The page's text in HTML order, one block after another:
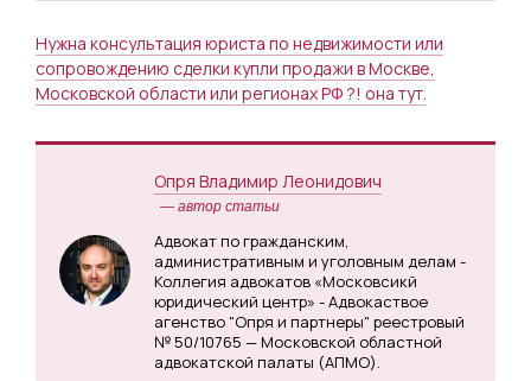
Нужна консультация юриста по недвижимости или
сопровождению сделки купли продажи в Москве,
Московской области или регионах РФ ?! она тут.
Опря Владимир Леонидович
— автор статьи
Адвокат по гражданским,
административным и уголовным делам -
Коллегия адвокатов «Московсикй
юридический центр» - Адвокаствое
агенство "Опря и партнеры" реестровый
№ 50/10765 — Московской областной
адвокатской палаты (АПМО).